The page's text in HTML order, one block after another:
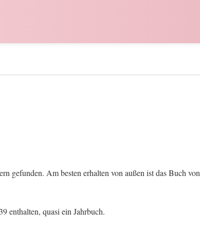
gefunden. Am besten erhalten von außen ist das Buch von
enthalten, quasi ein Jahrbuch.